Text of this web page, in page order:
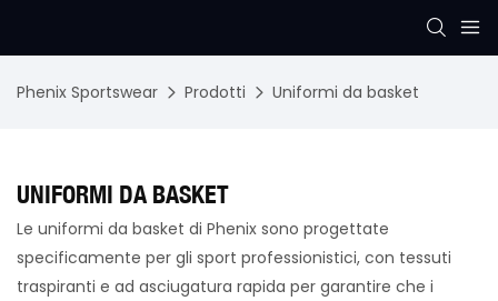
Phenix Sportswear Prodotti Uniformi da basket
UNIFORMI DA BASKET
Le uniformi da basket di Phenix sono progettate
specificamente per gli sport professionistici, con tessuti
traspiranti e ad asciugatura rapida per garantire che i